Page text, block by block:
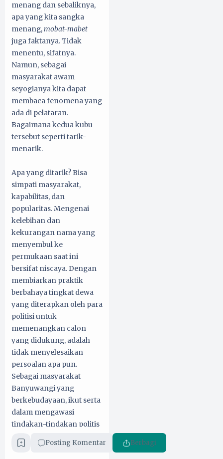
menang dan sebaliknya,
apa yang kita sangka
menang,mobat-mabet
juga faktanya. Tidak
menentu, sifatnya.
Namun, sebagai
masyarakat awam
seyogianya kita dapat
membaca fenomena yang
ada di pelataran.
Bagaimana kedua kubu
tersebut seperti tarik-
menarik.
Apa yang ditarik? Bisa
simpati masyarakat,
kapabilitas, dan
popularitas. Mengenai
kelebihan dan
kekurangan nama yang
menyembul ke
permukaan saat ini
bersifat niscaya. Dengan
membiarkan praktik
berbahaya tingkat dewa
yang diterapkan oleh para
politisi untuk
memenangkan calon
yang didukung, adalah
tidak menyelesaikan
persoalan apa pun.
Sebagai masyarakat
Banyuwangi yang
berkebudayaan, ikut serta
dalam mengawasi
tindakan-tindakan politis
mendatang perlu
Posting Komentar Berbagi